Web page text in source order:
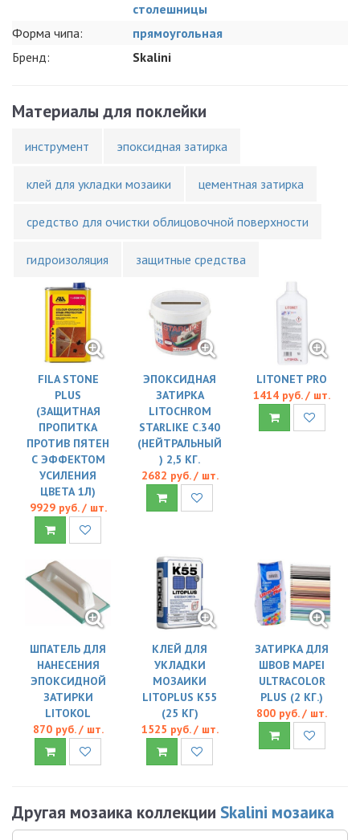
столешницы
Форма чипа:
прямоугольная
Бренд:
Skalini
Материалы для поклейки
инструмент эпоксидная затирка
клей для укладки мозаики цементная затирка
средство для очистки облицовочной поверхности
гидроизоляция защитные средства
FILA STONE
PLUS
(ЗАЩИТНАЯ
ПРОПИТКА
ПРОТИВ ПЯТЕН
С ЭФФЕКТОМ
УСИЛЕНИЯ
ЦВЕТА 1Л)
9929 руб. / шт.
ЭПОКСИДНАЯ
ЗАТИРКА
LITOCHROM
STARLIKE C.340
(НЕЙТРАЛЬНЫЙ
) 2,5 КГ.
2682 руб. / шт.
LITONET PRO
1414 руб. / шт.
ШПАТЕЛЬ ДЛЯ
НАНЕСЕНИЯ
ЭПОКСИДНОЙ
ЗАТИРКИ
LITOKOL
870 руб. / шт.
КЛЕЙ ДЛЯ
УКЛАДКИ
МОЗАИКИ
LITOPLUS K55
(25 КГ)
1525 руб. / шт.
ЗАТИРКА ДЛЯ
ШВОВ MAPEI
ULTRACOLOR
PLUS (2 КГ.)
800 руб. / шт.
Другая мозаика коллекции Skalini мозаика